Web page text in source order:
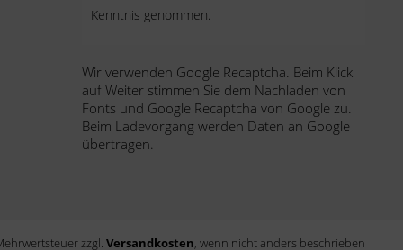
Kenntnis genommen.
Wir verwenden Google Recaptcha. Beim Klick
auf Weiter stimmen Sie dem Nachladen von
Fonts und Google Recaptcha von Google zu.
Beim Ladevorgang werden Daten an Google
übertragen.
zzgl. Versandkosten, wenn nicht anders beschrieben